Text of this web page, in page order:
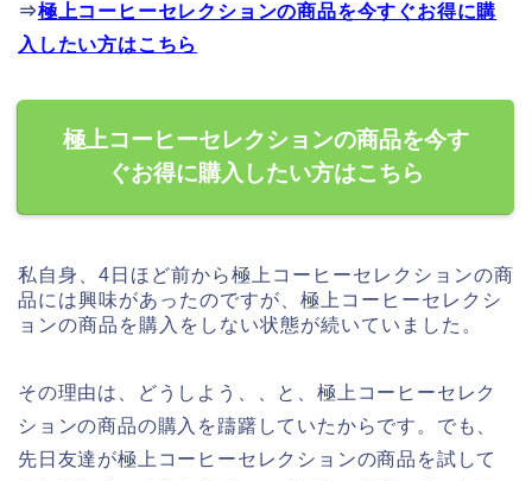
⇒極上コーヒーセレクションの商品を今すぐお得に購
入したい方はこちら
極上コーヒーセレクションの商品を今す
ぐお得に購入したい方はこちら
私自身、4日ほど前から極上コーヒーセレクションの商
品には興味があったのですが、極上コーヒーセレクシ
ョンの商品を購入をしない状態が続いていました。
その理由は、どうしよう、、と、極上コーヒーセレク
ションの商品の購入を躊躇していたからです。でも、
先日友達が極上コーヒーセレクションの商品を試して